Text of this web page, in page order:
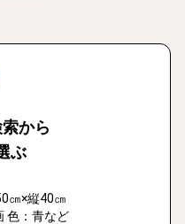
から
ぶ
㎝×縦40㎝
色：青など